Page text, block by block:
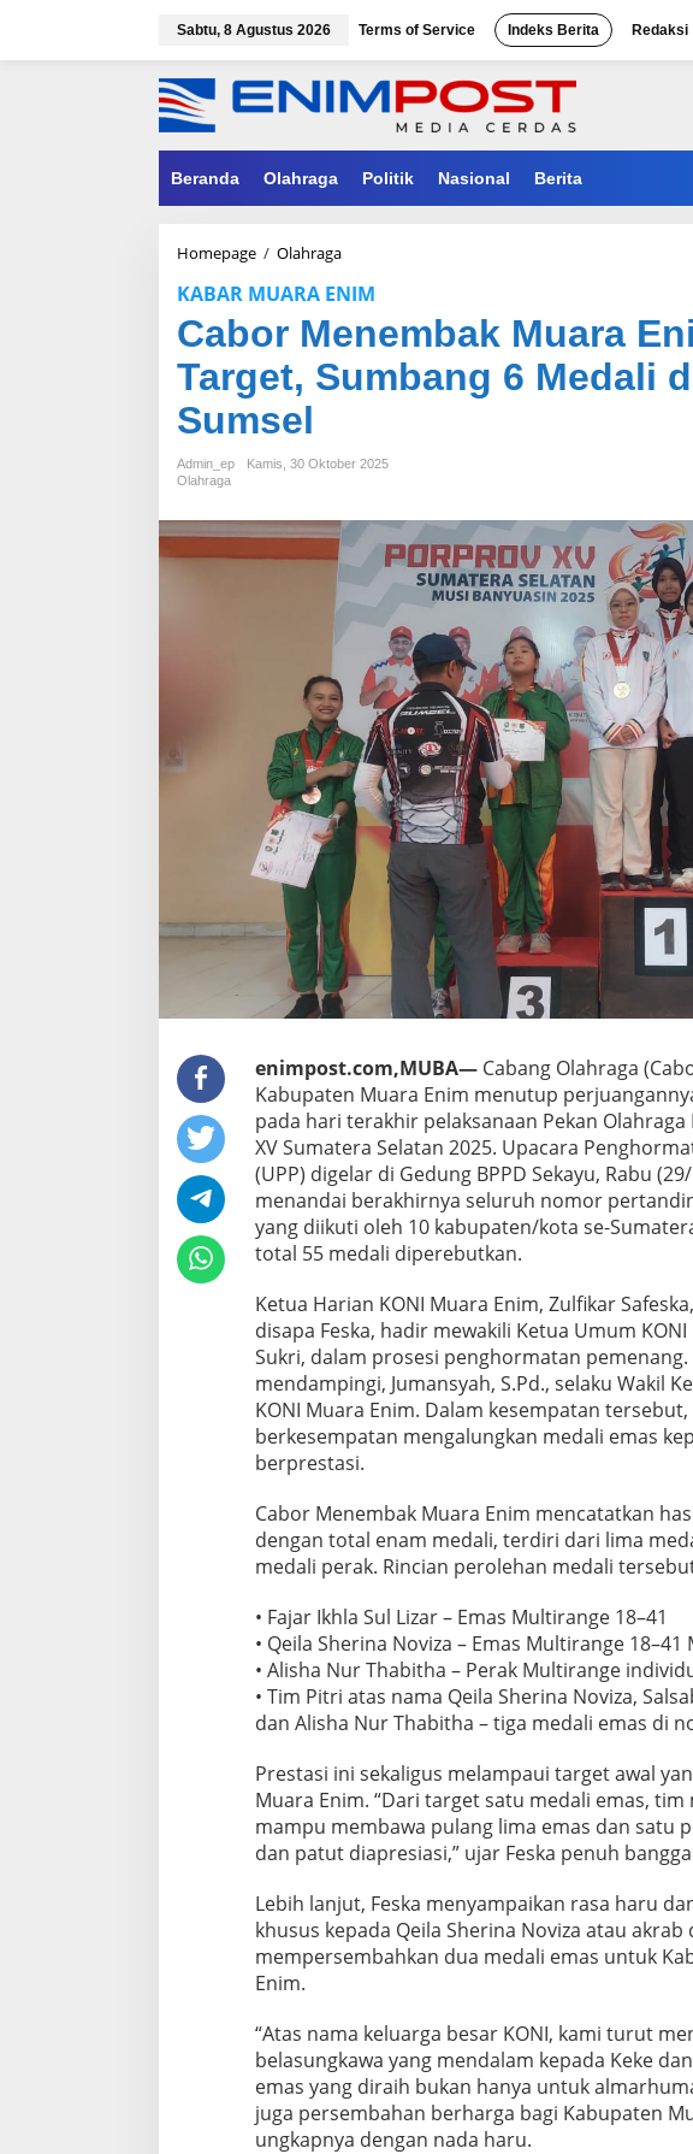
Sabtu, 8 Agustus 2026 Terms of Service Indeks Berita Redaksi
Beranda Olahraga Politik Nasional Berita
Homepage / OlahragaCabor
Muara
Tembus
Sumbang
Porprov
KABAR MUARA ENIM
Cabor Menembak Muara
Target, Sumbang 6 Medali
Sumsel
Admin_ep
Kamis, 30 Oktober 2025
Olahraga
enimpost.com,MUBA—Cabang Olahraga
Kabupaten Muara Enim menutup
pada hari terakhir pelaksanaan Pekan
XV Sumatera Selatan 2025. Upacara
(UPP) digelar di Gedung BPPD Sekayu, Rabu
menandai berakhirnya seluruh nomor
yang diikuti oleh 10 kabupaten/kota se-
total 55 medali diperebutkan.
Ketua Harian KONI Muara Enim, Zulfikar
disapa Feska, hadir mewakili Ketua Umum
Sukri, dalam prosesi penghormatan
mendampingi, Jumansyah, S.Pd., selaku Wakil
KONI Muara Enim. Dalam kesempatan tersebut,
berkesempatan mengalungkan medali emas
berprestasi.
Cabor Menembak Muara Enim mencatatkan
dengan total enam medali, terdiri dari lima
medali perak. Rincian perolehan medali
• Fajar Ikhla Sul Lizar – Emas Multirange 18–41
• Qeila Sherina Noviza – Emas Multirange 18–41
• Alisha Nur Thabitha – Perak Multirange
• Tim Pitri atas nama Qeila Sherina Noviza,
dan Alisha Nur Thabitha – tiga medali emas di
Prestasi ini sekaligus melampaui target awal
Muara Enim. “Dari target satu medali emas,
mampu membawa pulang lima emas dan satu
dan patut diapresiasi,” ujar Feska penuh
Lebih lanjut, Feska menyampaikan rasa haru
khusus kepada Qeila Sherina Noviza atau akrab
mempersembahkan dua medali emas untuk
Enim.
“Atas nama keluarga besar KONI, kami turut
belasungkawa yang mendalam kepada Keke
emas yang diraih bukan hanya untuk
juga persembahan berharga bagi Kabupaten
ungkapnya dengan nada haru.